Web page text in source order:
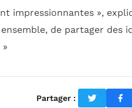
impressionnantes »,
de partager des
Partager :